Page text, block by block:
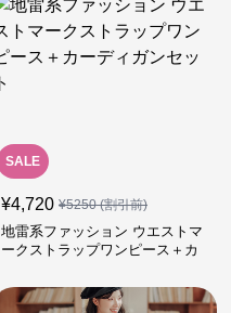
SALE
¥4,720 ¥5250(割引前)
地雷系ファッション ウエストマ
ークストラップワンピース＋カ